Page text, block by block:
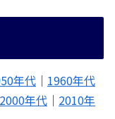
年代 ｜ 1960年代
2000年代 ｜ 2010年